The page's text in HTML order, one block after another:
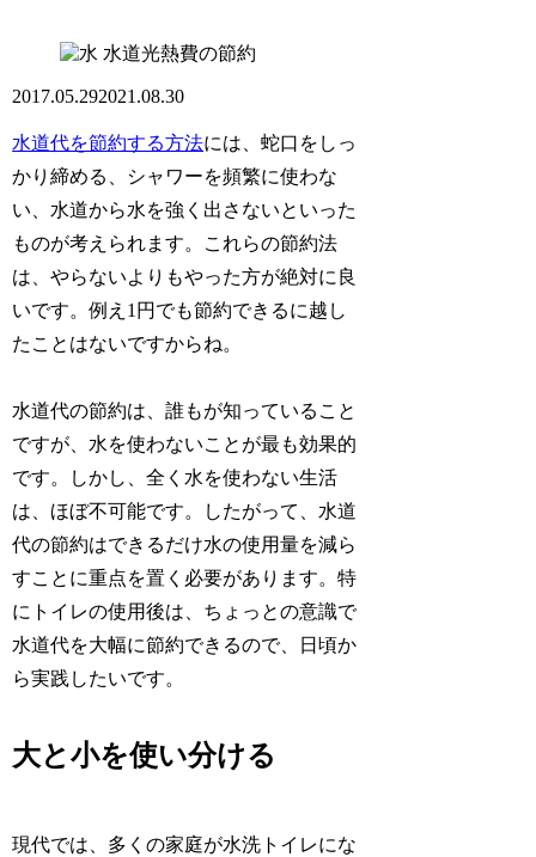
水道光熱費の節約
2017.05.292021.08.30
水道代を節約する方法には、蛇口をしっ
かり締める、シャワーを頻繁に使わな
い、水道から水を強く出さないといった
ものが考えられます。これらの節約法
は、やらないよりもやった方が絶対に良
いです。例え1円でも節約できるに越し
たことはないですからね。
水道代の節約は、誰もが知っていること
ですが、水を使わないことが最も効果的
です。しかし、全く水を使わない生活
は、ほぼ不可能です。したがって、水道
代の節約はできるだけ水の使用量を減ら
すことに重点を置く必要があります。特
にトイレの使用後は、ちょっとの意識で
水道代を大幅に節約できるので、日頃か
ら実践したいです。
大と小を使い分ける
現代では、多くの家庭が水洗トイレにな